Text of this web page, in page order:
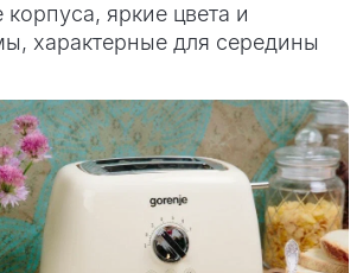
корпуса, яркие цвета и
характерные для середины